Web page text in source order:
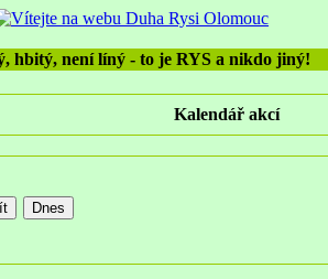
hbitý, není líný - to je RYS a nikdo jiný!
Kalendář akcí